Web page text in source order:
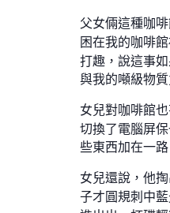
父女倆這種咖
困在我的咖啡
打趣，說這事
與我的噸級物
女兒對咖啡館
切換了電腦屏
些東西加在一
女兒還說，他
子才圓規刺中